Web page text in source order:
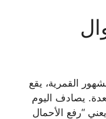
القمرية، يقع
يصادف اليوم
“رفع الأحمال